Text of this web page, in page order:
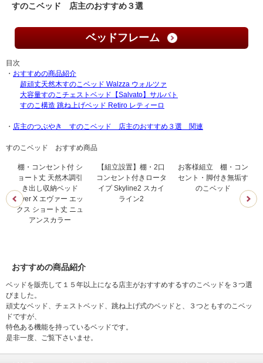
すのこベッド 店主のおすすめ３選
ベッドフレーム
目次
・ おすすめの商品紹介
超頑丈天然木すのこベッド Walzza ウォルツァ
大容量すのこチェストベッド【Salvato】サルバト
すのこ構造 跳ね上げベッド Retiro レティーロ
・ 店主のつぶやき すのこベッド 店主のおすすめ３選 関連
すのこベッド おすすめ商品
棚・コンセント付 シ
ョート丈 天然木調引
き出し収納ベッド
Ever X エヴァー エッ
クス ショート丈 ニュ
アンスカラー
【組立設置】棚・2口
コンセント付きロータ
イプ Skyline2 スカイ
ライン2
お客様組立 棚・コン
セント・脚付き無垢す
のこベッド
おすすめの商品紹介
ベッドを販売して１５年以上になる店主がおすすめするすのこベッドを３つ選
びました。
頑丈なベッド、チェストベッド、跳ね上げ式のベッドと、３つともすのこベッ
ドですが、
特色ある機能を持っているベッドです。
是非一度、ご覧下さいませ。